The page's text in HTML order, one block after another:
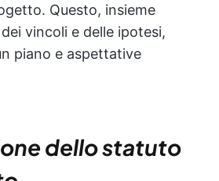
Questo, insieme
vincoli e delle ipotesi,
piano e aspettative
dello statuto